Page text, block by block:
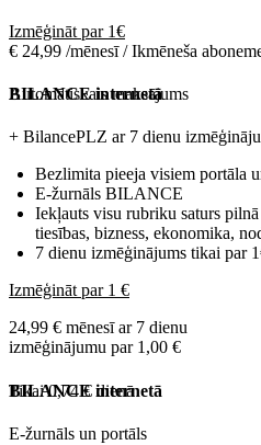
Izmēģināt par 1€
€ 24,99 /mēnesī / Ikmēneša
Automātiskais maksājums
BILANCE internetā
+ BilancePLZ ar 7 dienu
Bezlimita pieeja visiem portāla
E-žurnāls BILANCE
Iekļauts visu rubriku saturs
tiesības, bizness, ekonomika,
7 dienu izmēģinājums tikai par
Izmēģināt par 1 €
24,99 € mēnesī ar 7 dienu
izmēģinājumu par 1,00 €
Tikai 0,74 € dienā
BILANCE internetā
E-žurnāls un portāls